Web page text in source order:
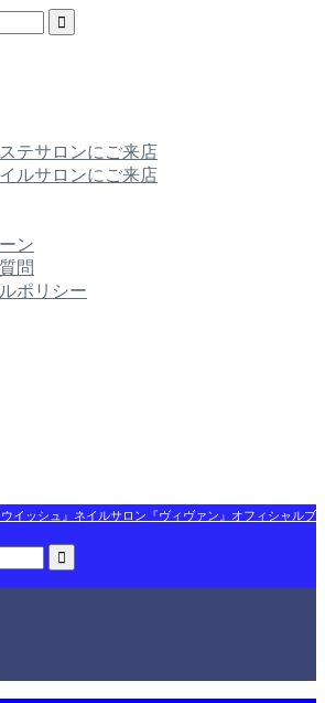
テサロンにご来店
ルサロンにご来店
ン
問
ポリシー
イッシュ』ネイルサロン『ヴィヴァン』オフィシャルブ